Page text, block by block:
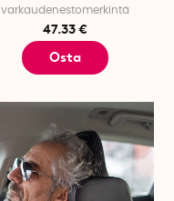
varkaudenestomerkintä
47.33 €
Osta